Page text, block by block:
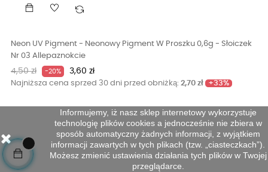
Neon UV Pigment - Neonowy Pigment W Proszku 0,6g - Słoiczek
Nr 03 Allepaznokcie
Cena
podstawowa
4,50 zł -20% Cena
3,60 zł
Najniższa cena sprzed 30 dni przed obniżką: 2,70 zł +33%
Informujemy, iż nasz sklep internetowy wykorzystuje
technologię plików cookies a jednocześnie nie zbiera w
sposób automatyczny żadnych informacji, z wyjątkiem
informacji zawartych w tych plikach (tzw. „ciasteczkach”).
Możesz zmienić ustawienia działania tych plików w Twojej
przeglądarce.